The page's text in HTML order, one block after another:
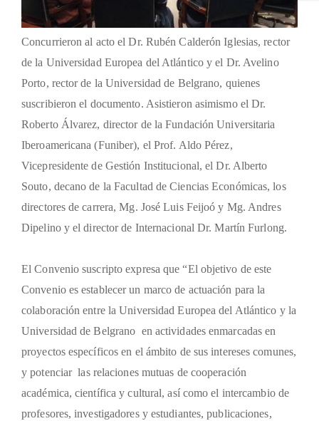
Concurrieron al acto el Dr. Rubén Calderón Iglesias, rector
de la Universidad Europea del Atlántico y el Dr. Avelino
Porto, rector de la Universidad de Belgrano, quienes
suscribieron el documento. Asistieron asimismo el Dr.
Roberto Álvarez, director de la Fundación Universitaria
Iberoamericana (Funiber), el Prof. Aldo Pérez,
Vicepresidente de Gestión Institucional, el Dr. Alberto
Souto, decano de la Facultad de Ciencias Económicas, los
directores de carrera, Mg. José Luis Feijoó y Mg. Andres
Dipelino y el director de Internacional Dr. Martín Furlong.
El Convenio suscripto expresa que “El objetivo de este
Convenio es establecer un marco de actuación para la
colaboración entre la Universidad Europea del Atlántico y la
Universidad de Belgrano en actividades enmarcadas en
proyectos específicos en el ámbito de sus intereses comunes,
y potenciar las relaciones mutuas de cooperación
académica, científica y cultural, así como el intercambio de
profesores, investigadores y estudiantes, publicaciones,